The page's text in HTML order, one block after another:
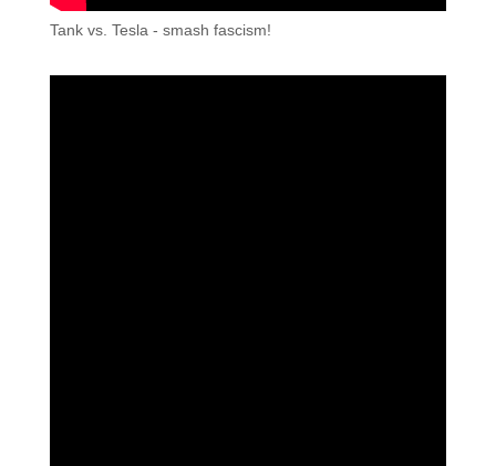
Tank vs. Tesla - smash fascism!